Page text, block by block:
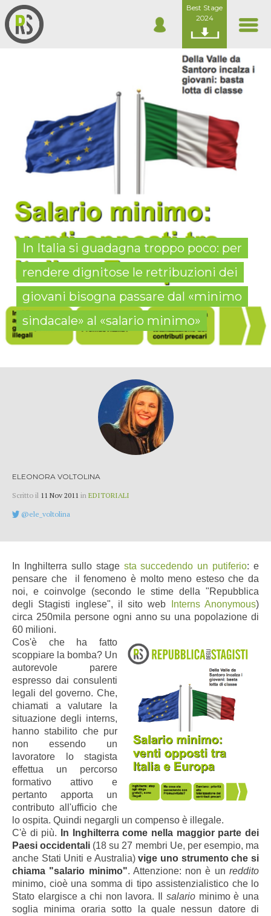
Best Stage
2024
In Italia si guadagna troppo poco: per
rendere dignitose le retribuzioni dei
giovani bisogna passare dal «minimo
sindacale» al «salario minimo»
ELEONORA VOLTOLINA
Scritto il 11 Nov 2011 in EDITORIALI
@ele_voltolina
In Inghilterra sullo stage sta succedendo un putiferio: e
pensare che il fenomeno è molto meno esteso che da
noi, e coinvolge (secondo le stime della "Repubblica
degli Stagisti inglese", il sitoweb Interns Anonymous)
circa 250mila persone ogni anno su una popolazione di
60 milioni.
Cos'è che ha fatto
scoppiare la bomba? Un
autorevole parere
espresso dai consulenti
legali del governo. Che,
chiamati a valutare la
situazione degli interns,
hanno stabilito che pur
non essendo un
lavoratore lo stagista
effettua un percorso
formativo attivo e
pertanto apporta un
contributo all'ufficio che
lo ospita. Quindi negargli un compenso è illegale.
C'è di più. In Inghilterra come nella maggior parte dei
Paesi occidentali (18 su 27 membri Ue, per esempio, ma
anche Stati Uniti e Australia)vige uno strumento che si
chiama "salario minimo". Attenzione: non è unreddito
minimo, cioè una somma di tipo assistenzialistico che lo
Stato elargisce a chi non lavora. Il salariominimo è una
soglia minima oraria sotto la quale nessun datore di